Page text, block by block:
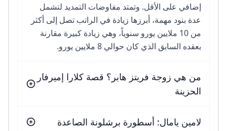
إضافي على الأقل. وتمتد مفاوضات التمديد لتشمل
عدة بنود مهمة، أبرزها زيادة في الراتب تصل إلى أكثر
من 10 ملايين يورو سنوياً، وهي زيادة كبيرة مقارنة
بعقده السابق الذي كان حوالي 8 ملايين يورو.
من هي زوجة فريتز هابر؟ قصة كلارا إميرفار
الحزينة
لامين يامال: أسطورة برشلونة الصاعدة